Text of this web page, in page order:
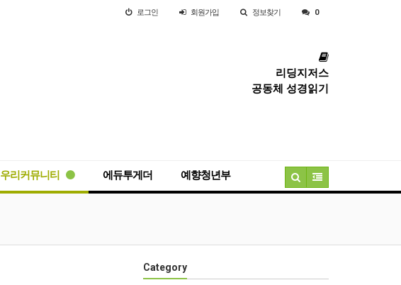
로그인 회원가입 정보찾기 0
리딩지저스
공동체 성경읽기
우리커뮤니티 에듀투게더 예향청년부
Category